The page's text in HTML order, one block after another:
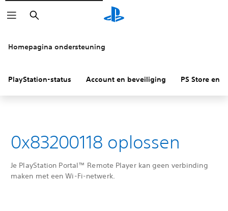
Zoeken
Homepagina ondersteuning
PlayStation-status Account en beveiliging PS Store en
0x83200118 oplossen
Je PlayStation Portal™ Remote Player kan geen verbinding
maken met een Wi-Fi-netwerk.